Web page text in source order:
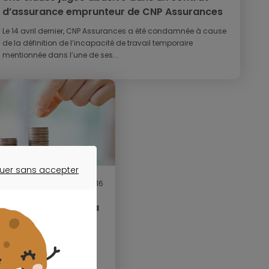
d’assurance emprunteur de CNP Assurances
Le 14 avril dernier, CNP Assurances a été condamnée à cause
de la définition de l’incapacité de travail temporaire
mentionnée dans l’une de ses...
2 juin 2016
budget à revoir à la
et les assurances
en moyenne 60 € par
sans accepter